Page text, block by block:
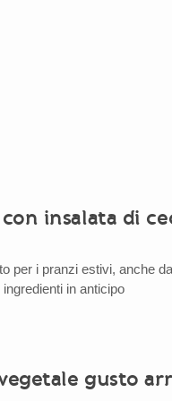
insalata di
per i pranzi estivi, anche
in anticipo
gusto